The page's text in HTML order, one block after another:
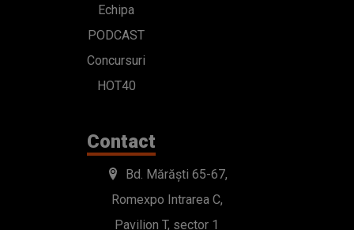
Echipa
PODCAST
Concursuri
HOT40
Contact
Bd. Mărăști 65-67,
Romexpo Intrarea C,
Pavilion T, sector 1